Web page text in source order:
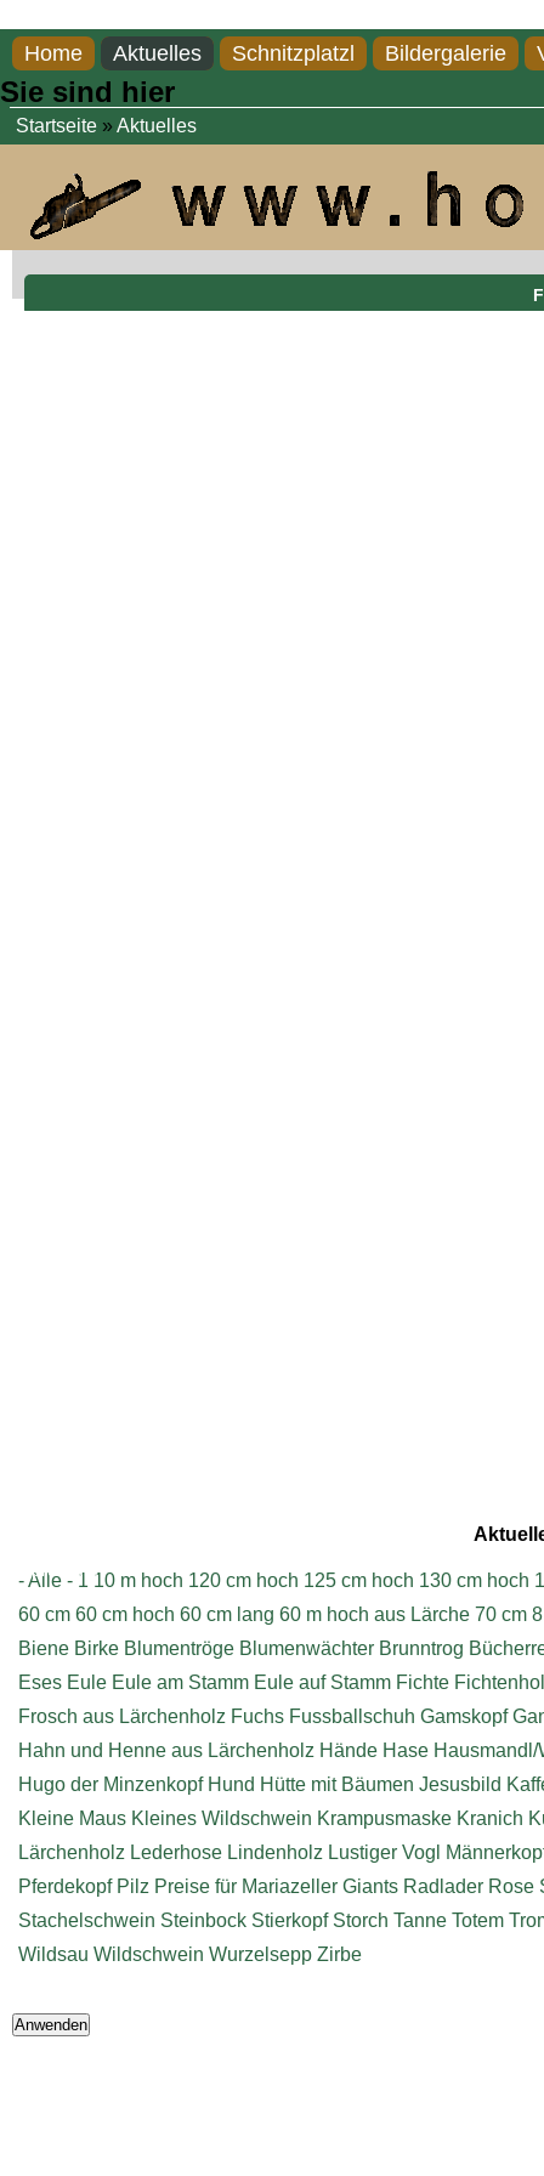
Home Aktuelles Schnitzplatzl Bildergalerie
Sie sind hier
Startseite» Aktuelles
- Alle - 1 10 m hoch 120 cm hoch 125 cm hoch 130 cm hoch
60 cm 60 cm hoch 60 cm lang 60 m hoch aus Lärche 70 cm
Biene Birke Blumentröge Blumenwächter Brunntrog
Eses Eule Eule am Stamm Eule auf Stamm Fichte
Frosch aus Lärchenholz Fuchs Fussballschuh Gamskopf
Hahn und Henne aus Lärchenholz Hände Hase Hausmandl/
Hugo der Minzenkopf Hund Hütte mit Bäumen Jesusbild
Kleine Maus Kleines Wildschwein Krampusmaske Kranich
Lärchenholz Lederhose Lindenholz Lustiger Vogl
Pferdekopf Pilz Preise für Mariazeller Giants Radlader Rose
Stachelschwein Steinbock Stierkopf Storch Tanne Totem
Wildsau Wildschwein Wurzelsepp Zirbe
Impressum